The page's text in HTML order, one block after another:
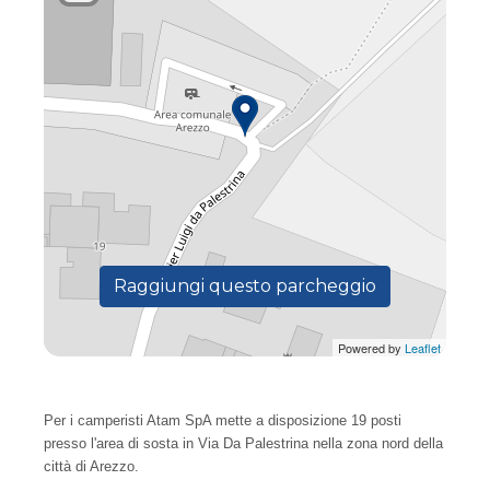
Powered by Leaflet
Raggiungi questo parcheggio
Per i camperisti Atam SpA mette a disposizione 19 posti
presso l'area di sosta in Via Da Palestrina nella zona nord della
città di Arezzo.